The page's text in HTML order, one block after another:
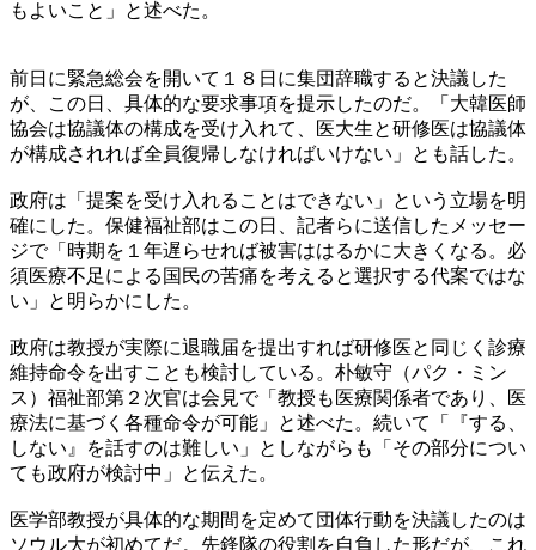
もよいこと」と述べた。
前日に緊急総会を開いて１８日に集団辞職すると決議した
が、この日、具体的な要求事項を提示したのだ。「大韓医師
協会は協議体の構成を受け入れて、医大生と研修医は協議体
が構成されれば全員復帰しなければいけない」とも話した。
政府は「提案を受け入れることはできない」という立場を明
確にした。保健福祉部はこの日、記者らに送信したメッセー
ジで「時期を１年遅らせれば被害ははるかに大きくなる。必
須医療不足による国民の苦痛を考えると選択する代案ではな
い」と明らかにした。
政府は教授が実際に退職届を提出すれば研修医と同じく診療
維持命令を出すことも検討している。朴敏守（パク・ミン
ス）福祉部第２次官は会見で「教授も医療関係者であり、医
療法に基づく各種命令が可能」と述べた。続いて「『する、
しない』を話すのは難しい」としながらも「その部分につい
ても政府が検討中」と伝えた。
医学部教授が具体的な期間を定めて団体行動を決議したのは
ソウル大が初めてだ。先鋒隊の役割を自負した形だが、これ